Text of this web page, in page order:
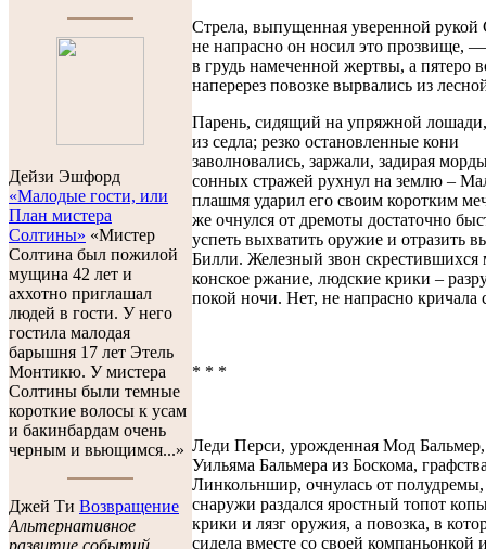
Дейзи Эшфорд
«Малодые гости, или
План мистера
Солтины» «Мистер
Солтина был пожилой
мущина 42 лет и
аххотно приглашал
людей в гости. У него
гостила малодая
барышня 17 лет Этель
Монтикю. У мистера
Солтины были темные
короткие волосы к усам
и бакинбардам очень
черным и вьющимся...»
Джей Ти Возвращение
Альтернативное
развитие событий
Стрела, выпущенная уверенной
не напрасно он носил это прозвище, —
в грудь намеченной жертвы, а пятеро
наперерез повозке вырвались из
Парень, сидящий на упряжной
из седла; резко остановленные кони
заволновались, заржали, задирая
сонных стражей рухнул на землю –
плашмя ударил его своим коротким
же очнулся от дремоты достаточно
успеть выхватить оружие и отразить
Билли. Железный звон скрестившихся
конское ржание, людские крики –
покой ночи. Нет, не напрасно кричала
* * *
Леди Перси, урожденная Мод Бальмер,
Уильяма Бальмера из Боскома,
Линкольншир, очнулась от полудремы,
снаружи раздался яростный топот
крики и лязг оружия, а повозка, в
сидела вместе со своей компаньонкой